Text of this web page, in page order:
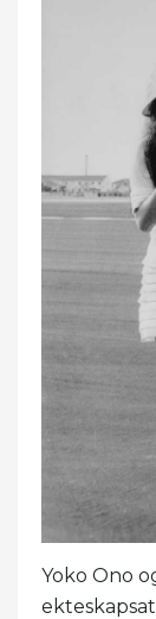
Yoko Ono